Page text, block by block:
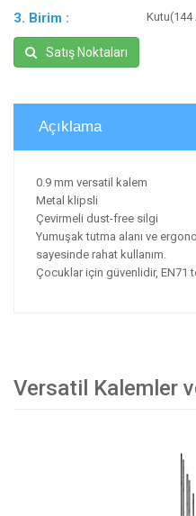
3. Birim : Kutu(144
Satış Noktaları
Açıklama
0.9 mm versatil kalem
Metal klipsli
Çevirmeli dust-free silgi
Yumuşak tutma alanı ve
sayesinde rahat kullanım.
Çocuklar için güvenlidir, EN71
Versatil Kalemler